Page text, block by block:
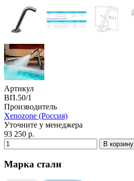
Артикул
ВП.50/1
Производитель
Xenozone (Россия)
Уточните у менеджера
93 250 р.
В корзину
Марка стали